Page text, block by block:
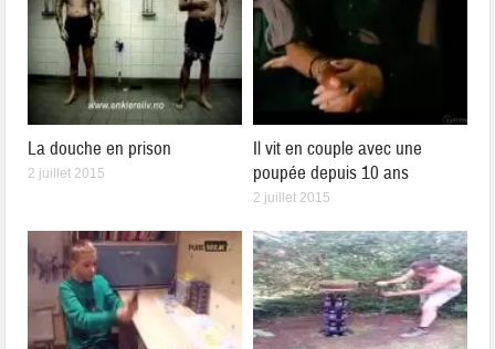
La douche en prison
2 juillet 2015
Il vit en couple avec une
poupée depuis 10 ans
2 juillet 2015